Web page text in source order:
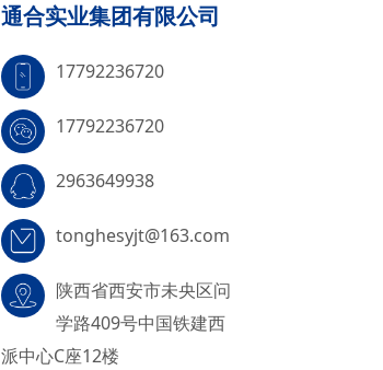
通合实业集团有限公司
17792236720
17792236720
2963649938
tonghesyjt@163.com
陕西省西安市未央区问
学路409号中国铁建西
派中心C座12楼